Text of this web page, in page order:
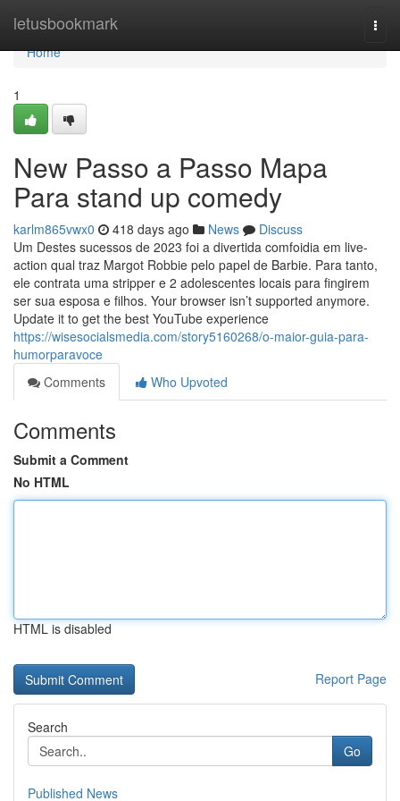
letusbookmark
Home
Home
1
New Passo a Passo Mapa
Para stand up comedy
karlm865vwx0 418 days ago News
Discuss
Um Destes sucessos de 2023 foi a divertida comfoidia em live-
action qual traz Margot Robbie pelo papel de Barbie. Para tanto,
ele contrata uma stripper e 2 adolescentes locais para fingirem
ser sua esposa e filhos. Your browser isn’t supported anymore.
Update it to get the best YouTube experience
https://wisesocialsmedia.com/story5160268/o-maior-guia-para-
humorparavoce
Comments
Who Upvoted
Comments
Submit a Comment
No HTML
HTML is disabled
Report Page
Search
Go
Published News